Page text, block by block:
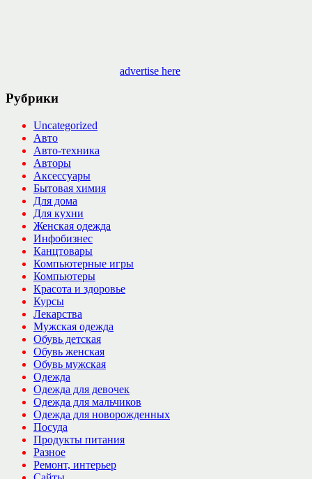
advertise here
Рубрики
Uncategorized
Авто
Авто-техника
Авторы
Аксессуары
Бытовая химия
Для дома
Для кухни
Женская одежда
Инфобизнес
Канцтовары
Компьютерные игры
Компьютеры
Красота и здоровье
Курсы
Лекарства
Мужская одежда
Обувь детская
Обувь женская
Обувь мужская
Одежда
Одежда для девочек
Одежда для мальчиков
Одежда для новорожденных
Посуда
Продукты питания
Разное
Ремонт, интерьер